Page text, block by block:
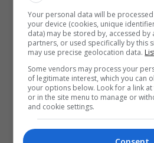
Your personal data will be
your device (cookies, unique
data) may be stored by, accessed by
partners, or used specifically by this
may use precise geolocation data.
Some vendors may process your
of legitimate interest, which you can
your options below. Look for a link
or in the site menu to manage or
and cookie settings.